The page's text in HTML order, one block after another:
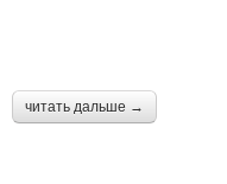
читать дальше →